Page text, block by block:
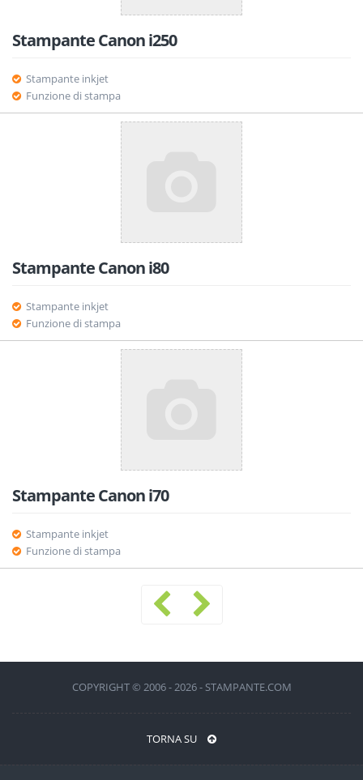
Stampante Canon i250
Stampante inkjet
Funzione di stampa
Stampante Canon i80
Stampante inkjet
Funzione di stampa
Stampante Canon i70
Stampante inkjet
Funzione di stampa
COPYRIGHT © 2006 - 2026 - STAMPANTE.COM
TORNA SU